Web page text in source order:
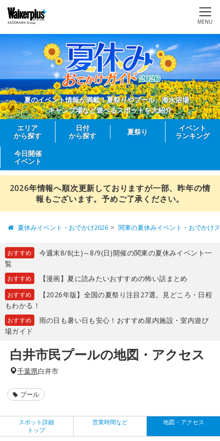
MENU
夏のイベント情報が満載！夏祭りやプール、海水浴場、
キャンプ場など遊べるスポットを大紹介
エリア
から探す
日付
から探す
夏祭り
イベント
ランキング
今日開催
イベント
2026年情報へ順次更新しておりますが一部、昨年の情
報もございます。予めご了承ください。
夏休みイベント・おでかけ2026 関東の夏休みイベント・おでかけ
おすすめ
今週末8/8(土)～8/9(日)開催の関東の夏休みイベント一
覧
おすすめ 【漫画】夏に読みたいおすすめの怖い話まとめ
おすすめ
【2026年版】全国の夏祭り注目27選。見どころ・日程
もわかる！
おすすめ
雨の日も暑い日も安心！おすすめ屋内施設・室内遊び
場ガイド
白井市民プールの地図・アクセス
千葉県白井市
プール
スポット詳細
トップ
営業時間など 地図・アクセス